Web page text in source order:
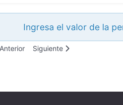
Ingresa el valor de la
anterior: Parámetros de la
Anterior Artículo siguiente:
Siguiente